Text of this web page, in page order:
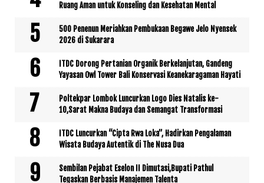
Ruang Aman untuk Konseling dan Kesehatan Mental
500 Penenun Meriahkan Pembukaan Begawe Jelo Nyensek
2026 di Sukarara
ITDC Dorong Pertanian Organik Berkelanjutan, Gandeng
Yayasan Owl Tower Bali Konservasi Keanekaragaman Hayati
Poltekpar Lombok Luncurkan Logo Dies Natalis ke-
10,Sarat Makna Budaya dan Semangat Transformasi
ITDC Luncurkan “Cipta Rwa Loka”, Hadirkan Pengalaman
Wisata Budaya Autentik di The Nusa Dua
Sembilan Pejabat Eselon II Dimutasi,Bupati Pathul
Tegaskan Berbasis Manajemen Talenta